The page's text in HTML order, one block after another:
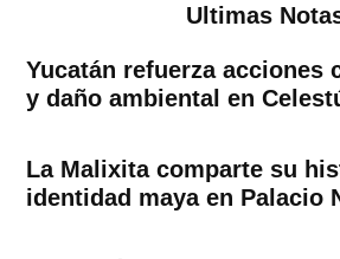
Ultimas
Yucatán refuerza acciones
y daño ambiental en
La Malixita comparte su
identidad maya en Palacio